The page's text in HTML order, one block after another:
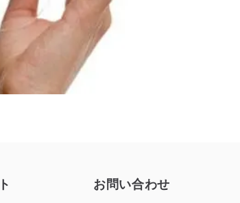
お問い合わせ